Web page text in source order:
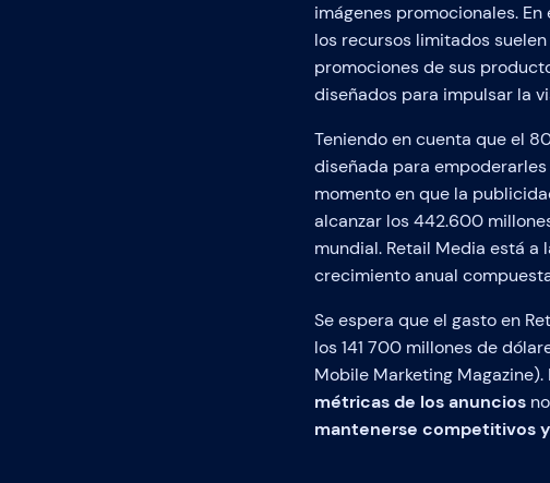
imágenes promocionales.
los recursos limitados
promociones de sus
diseñados para impulsar la
Teniendo en cuenta que el
diseñada para
momento en que la
alcanzar los 442.600
mundial. Retail Media está
crecimiento anual
Se espera que el gasto en
los 141 700 millones de
Mobile Marketing
métricas de los anuncios
mantenerse competitivos